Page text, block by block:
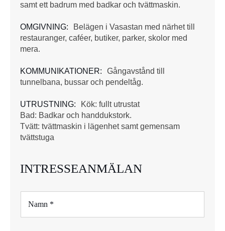
samt ett badrum med badkar och tvättmaskin.
OMGIVNING:
Belägen i Vasastan med närhet till
restauranger, caféer, butiker, parker, skolor med
mera.
KOMMUNIKATIONER:
Gångavstånd till
tunnelbana, bussar och pendeltåg.
UTRUSTNING:
Kök: fullt utrustat
Bad: Badkar och handdukstork.
Tvätt: tvättmaskin i lägenhet samt gemensam
tvättstuga
INTRESSEANMÄLAN
m